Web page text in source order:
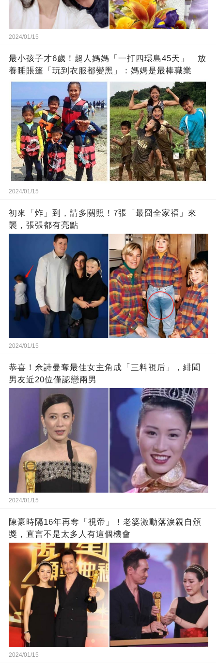
2024/01/15
最小孩子才6歲！超人媽媽「一打四環島45天」 放
養睡賬篷「玩到衣服都變黑」：媽媽是最棒職業
2024/01/15
初來「炸」到，請多關照！7張「最囧全家福」來
襲，張張都有亮點
2024/01/15
恭喜！佘詩曼奪最佳女主角成「三料視后」，緋聞
男友近20位僅認戀兩男
2024/01/15
陳豪時隔16年再奪「視帝」！老婆激動落淚親自頒
獎，直言不是太多人有這個機會
2024/01/15